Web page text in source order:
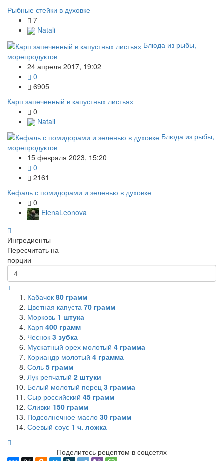
Рыбные стейки в духовке
7
Natali
Блюда из рыбы,
морепродуктов
24 апреля 2017, 19:02
0
6905
Карп запеченный в капустных листьях
0
Natali
Блюда из рыбы,
морепродуктов
15 февраля 2023, 15:20
0
2161
Кефаль с помидорами и зеленью в духовке
0
ElenaLeonova
Ингредиенты
Пересчитать на
порции
+ -
Кабачок 80 грамм
Цветная капуста 70 грамм
Морковь 1 штука
Карп 400 грамм
Чеснок 3 зубка
Мускатный орех молотый 4 грамма
Кориандр молотый 4 грамма
Соль 5 грамм
Лук репчатый 2 штуки
Белый молотый перец 3 грамма
Сыр российский 45 грамм
Сливки 150 грамм
Подсолнечное масло 30 грамм
Соевый соус 1 ч. ложка
Поделитесь рецептом в соцсетях